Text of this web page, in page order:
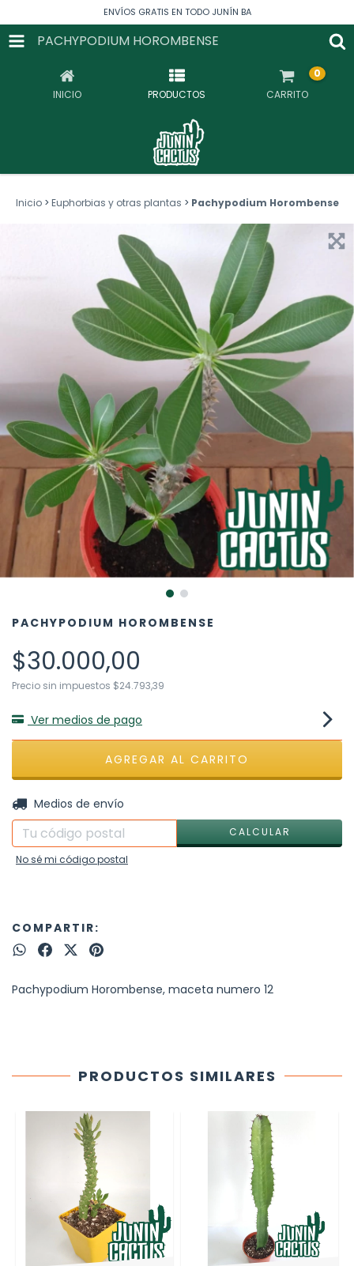
ENVÍOS GRATIS EN TODO JUNÍN BA
PACHYPODIUM HOROMBENSE
INICIO PRODUCTOS CARRITO
0
Inicio > Euphorbias y otras plantas > Pachypodium Horombense
PACHYPODIUM HOROMBENSE
$30.000,00
Precio sin impuestos $24.793,39
Ver medios de pago
Entregas para el CP:
Medios de envío
CALCULAR
No sé mi código postal
COMPARTIR:
Pachypodium Horombense, maceta numero 12
PRODUCTOS SIMILARES